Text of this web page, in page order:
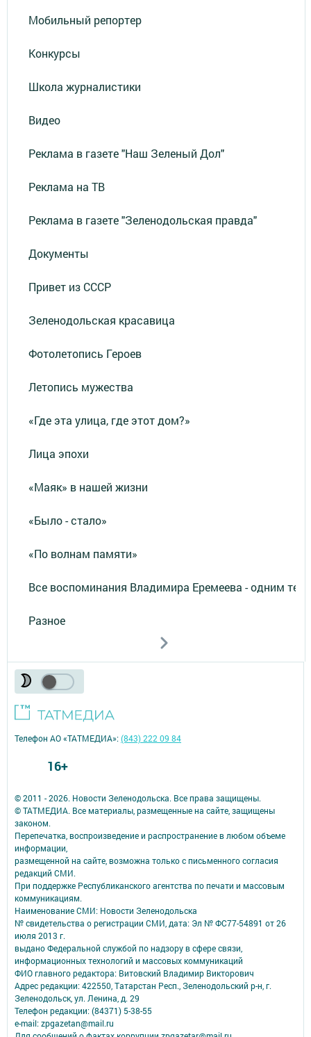
Мобильный репортер
Конкурсы
Школа журналистики
Видео
Реклама в газете "Наш Зеленый Дол"
Реклама на ТВ
Реклама в газете "Зеленодольская правда"
Документы
Привет из СССР
Зеленодольская красавица
Фотолетопись Героев
Летопись мужества
«Где эта улица, где этот дом?»
Лица эпохи
«Маяк» в нашей жизни
«Было - стало»
«По волнам памяти»
Все воспоминания Владимира Еремеева - одним
Разное
© 2011 - 2026. Новости Зеленодольска. Все права защищены.
© ТАТМЕДИА. Все материалы, размещенные на сайте, защищены
законом.
Перепечатка, воспроизведение и распространение в любом объеме
информации,
размещенной на сайте, возможна только с письменного согласия
редакций СМИ.
При поддержке Республиканского агентства по печати и массовым
коммуникациям.
Наименование СМИ: Новости Зеленодольска
№ свидетельства о регистрации СМИ, дата: Эл № ФС77-54891 от 26
июля 2013 г.
выдано Федеральной службой по надзору в сфере связи,
информационных технологий и массовых коммуникаций
ФИО главного редактора: Витовский Владимир Викторович
Адрес редакции: 422550, Татарстан Респ., Зеленодольский р-н, г.
Зеленодольск, ул. Ленина, д. 29
Телефон редакции: (84371) 5-38-55
e-mail: zpgazetan@mail.ru
Телефон АО «ТАТМЕДИА»:(843) 222 09 84
16+